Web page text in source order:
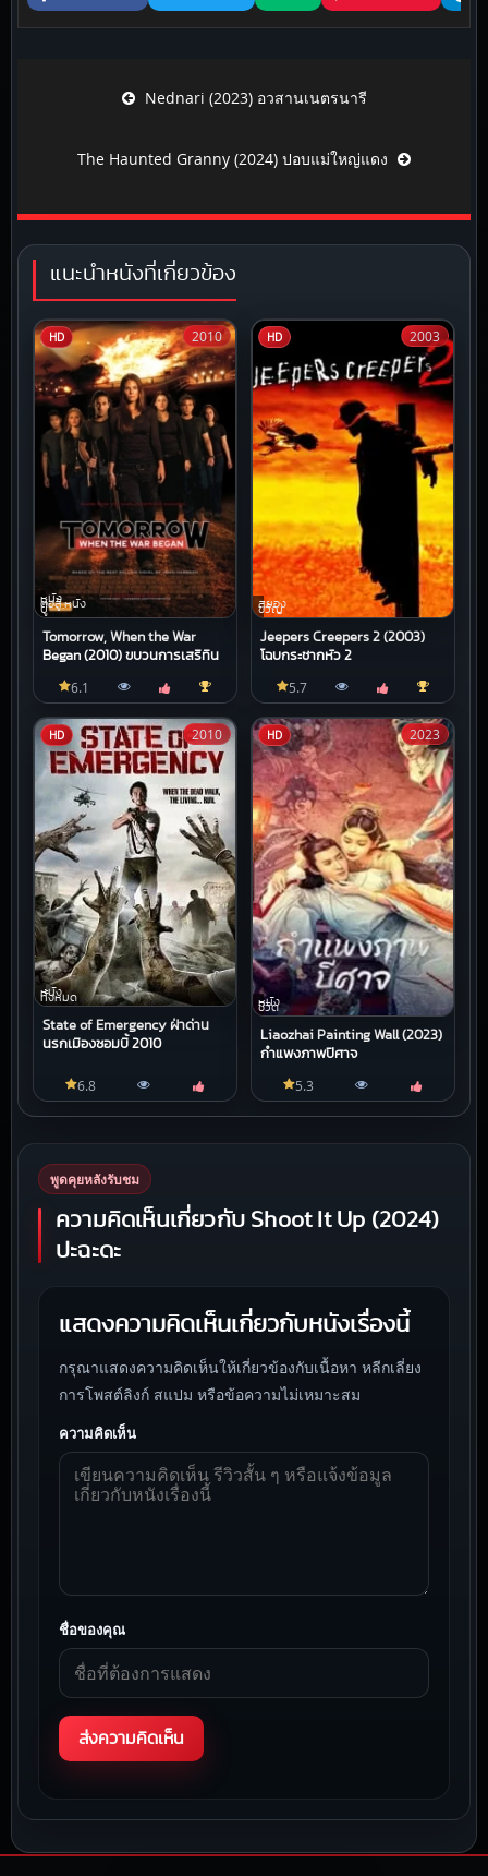
Post navigation Nednari (2023) อวสานเนตรนารี
The Haunted Granny (2024) ปอบแม่ใหญ่แดง
แนะนำหนังที่เกี่ยวข้อง
HD
หนัง
ต่อสู้,หนัง
บู๊
Tomorrow, When the War
Began (2010) ขบวนการเสรีทีน
2010
6.1
HD
สยอง
ขวัญ
Jeepers Creepers 2 (2003)
โฉบกระชากหัว 2
2003
5.7
HD
หนัง
ทั้งหมด
State of Emergency ฝ่าด่าน
นรกเมืองซอมบี้ 2010
2010
6.8
HD
หนัง
ชีวิต
Liaozhai Painting Wall (2023)
กำแพงภาพปีศาจ
2023
5.3
พูดคุยหลังรับชม
ความคิดเห็นเกี่ยวกับ Shoot It Up (2024)
ปะฉะดะ
แสดงความคิดเห็นเกี่ยวกับหนังเรื่องนี้
กรุณาแสดงความคิดเห็นให้เกี่ยวข้องกับเนื้อหา หลีกเลี่ยง
การโพสต์ลิงก์ สแปม หรือข้อความไม่เหมาะสม
ความคิดเห็น
ชื่อของคุณ